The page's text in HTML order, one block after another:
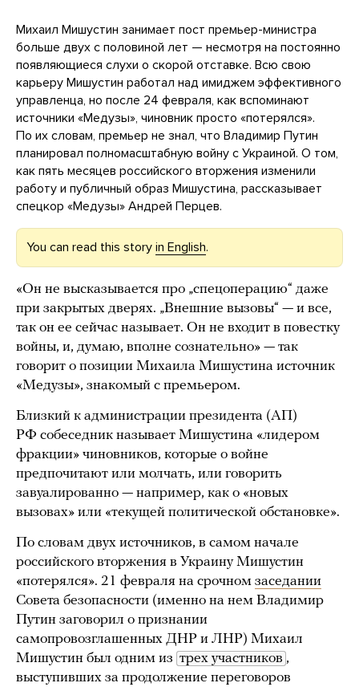
Михаил Мишустин занимает пост премьер-министра
больше двух с половиной лет — несмотря на постоянно
появляющиеся слухи о скорой отставке. Всю свою
карьеру Мишустин работал над имиджем эффективного
управленца, но после 24 февраля, как вспоминают
источники «Медузы», чиновник просто «потерялся».
По их словам, премьер не знал, что Владимир Путин
планировал полномасштабную войну с Украиной. О том,
как пять месяцев российского вторжения изменили
работу и публичный образ Мишустина, рассказывает
спецкор «Медузы» Андрей Перцев.
You can read this story in English.
«Он не высказывается про „спецоперацию“ даже
при закрытых дверях. „Внешние вызовы“ — и все,
так он ее сейчас называет. Он не входит в повестку
войны, и, думаю, вполне сознательно» — так
говорит о позиции Михаила Мишустина источник
«Медузы», знакомый с премьером.
Близкий к администрации президента (АП)
РФ собеседник называет Мишустина «лидером
фракции» чиновников, которые о войне
предпочитают или молчать, или говорить
завуалированно — например, как о «новых
вызовах» или «текущей политической обстановке».
По словам двух источников, в самом начале
российского вторжения в Украину Мишустин
«потерялся». 21 февраля на срочном заседании
Совета безопасности (именно на нем Владимир
Путин заговорил о признании
самопровозглашенных ДНР и ЛНР) Михаил
Мишустин был одним из трех участников ,
выступивших за продолжение переговоров